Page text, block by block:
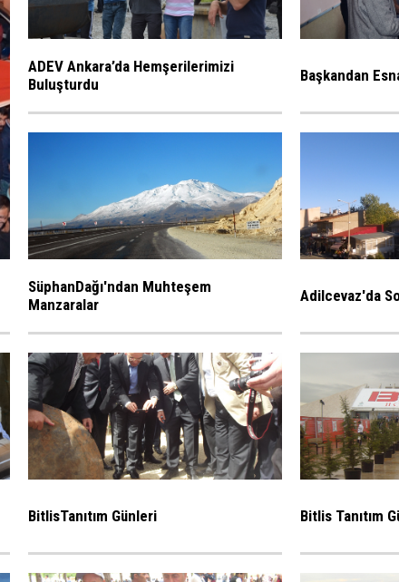
ADEV Ankara’da Hemşerilerimizi
Buluşturdu
Başkandan
SüphanDağı'ndan Muhteşem
Manzaralar
Adilcevaz'da
BitlisTanıtım Günleri Bitlis Tanıtım